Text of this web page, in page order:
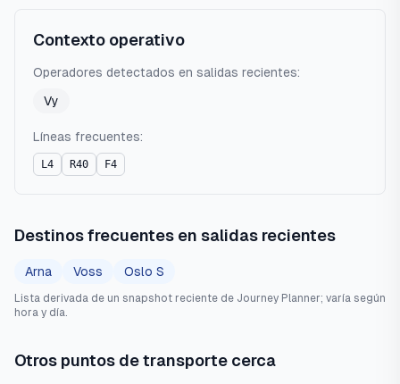
Contexto operativo
Operadores detectados en salidas recientes:
Vy
Líneas frecuentes:
L4 R40 F4
Destinos frecuentes en salidas recientes
Arna Voss Oslo S
Lista derivada de un snapshot reciente de Journey Planner; varía según
hora y día.
Otros puntos de transporte cerca